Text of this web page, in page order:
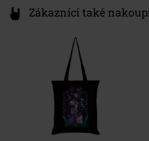
Zákazníci také